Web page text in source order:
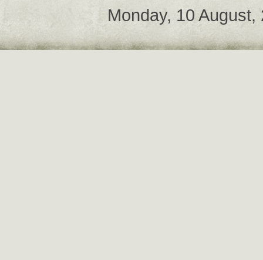
Monday, 10